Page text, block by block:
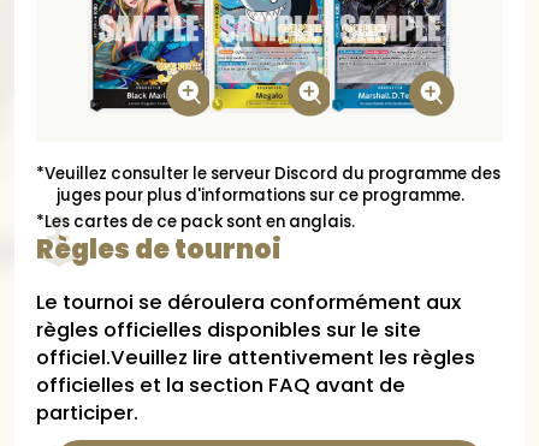
*Veuillez consulter le serveur Discord du programme des
juges pour plus d'informations sur ce programme.
*Les cartes de ce pack sont en anglais.
Règles de tournoi
Le tournoi se déroulera conformément aux
règles officielles disponibles sur le site
officiel.Veuillez lire attentivement les règles
officielles et la section FAQ avant de
participer.